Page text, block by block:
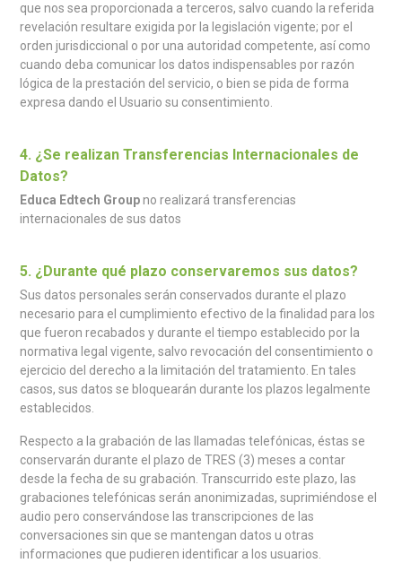
que nos sea proporcionada a terceros, salvo cuando la referida
revelación resultare exigida por la legislación vigente; por el
orden jurisdiccional o por una autoridad competente, así como
cuando deba comunicar los datos indispensables por razón
lógica de la prestación del servicio, o bien se pida de forma
expresa dando el Usuario su consentimiento.
4. ¿Se realizan Transferencias Internacionales de
Datos?
Educa Edtech Groupno realizará transferencias
internacionales de sus datos
5. ¿Durante qué plazo conservaremos sus datos?
Sus datos personales serán conservados durante el plazo
necesario para el cumplimiento efectivo de la finalidad para los
que fueron recabados y durante el tiempo establecido por la
normativa legal vigente, salvo revocación del consentimiento o
ejercicio del derecho a la limitación del tratamiento. En tales
casos, sus datos se bloquearán durante los plazos legalmente
establecidos.
Respecto a la grabación de las llamadas telefónicas, éstas se
conservarán durante el plazo de TRES (3) meses a contar
desde la fecha de su grabación. Transcurrido este plazo, las
grabaciones telefónicas serán anonimizadas, suprimiéndose el
audio pero conservándose las transcripciones de las
conversaciones sin que se mantengan datos u otras
informaciones que pudieren identificar a los usuarios.